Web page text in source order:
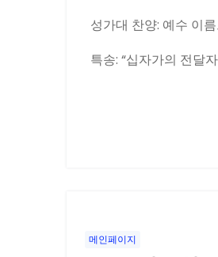
성가대 찬양: 예수 이
특송: “십자가의 전달
메인페이지